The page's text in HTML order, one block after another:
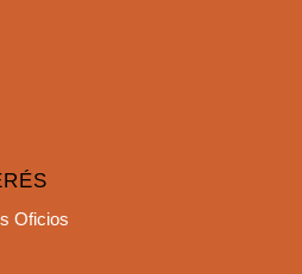
Oficios